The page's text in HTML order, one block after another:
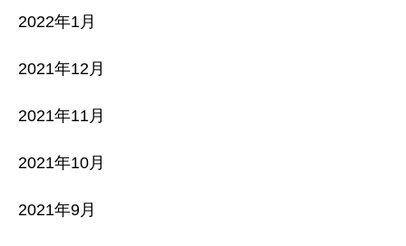
2022年1月
2021年12月
2021年11月
2021年10月
2021年9月